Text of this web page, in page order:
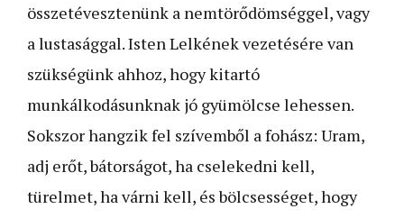
összetévesztenünk a nemtörődömséggel, vagy
a lustasággal. Isten Lelkének vezetésére van
szükségünk ahhoz, hogy kitartó
munkálkodásunknak jó gyümölcse lehessen.
Sokszor hangzik fel szívemből a fohász: Uram,
adj erőt, bátorságot, ha cselekedni kell,
türelmet, ha várni kell, és bölcsességet, hogy